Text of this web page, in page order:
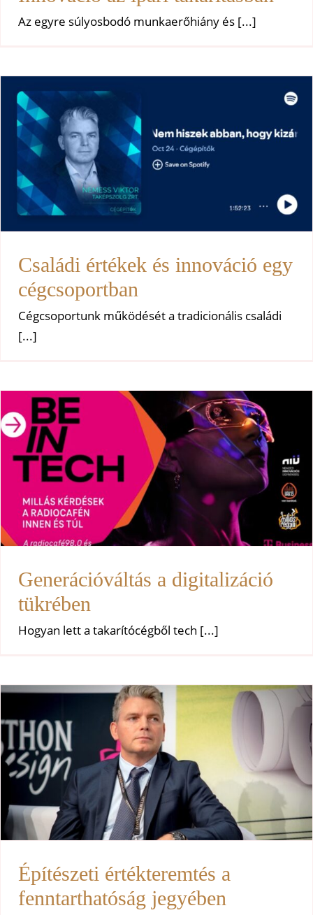
Az egyre súlyosbodó munkaerőhiány és [...]
Családi értékek és innováció
egy cégcsoportban
Uncategorized
Családi értékek és innováció egy
cégcsoportban
Cégcsoportunk működését a tradicionális családi
[...]
Generációváltás a digitalizáció
tükrében
Uncategorized
Generációváltás a digitalizáció
tükrében
Hogyan lett a takarítócégből tech [...]
Építészeti értékteremtés a
fenntarthatóság jegyében
Uncategorized
Építészeti értékteremtés a
fenntarthatóság jegyében